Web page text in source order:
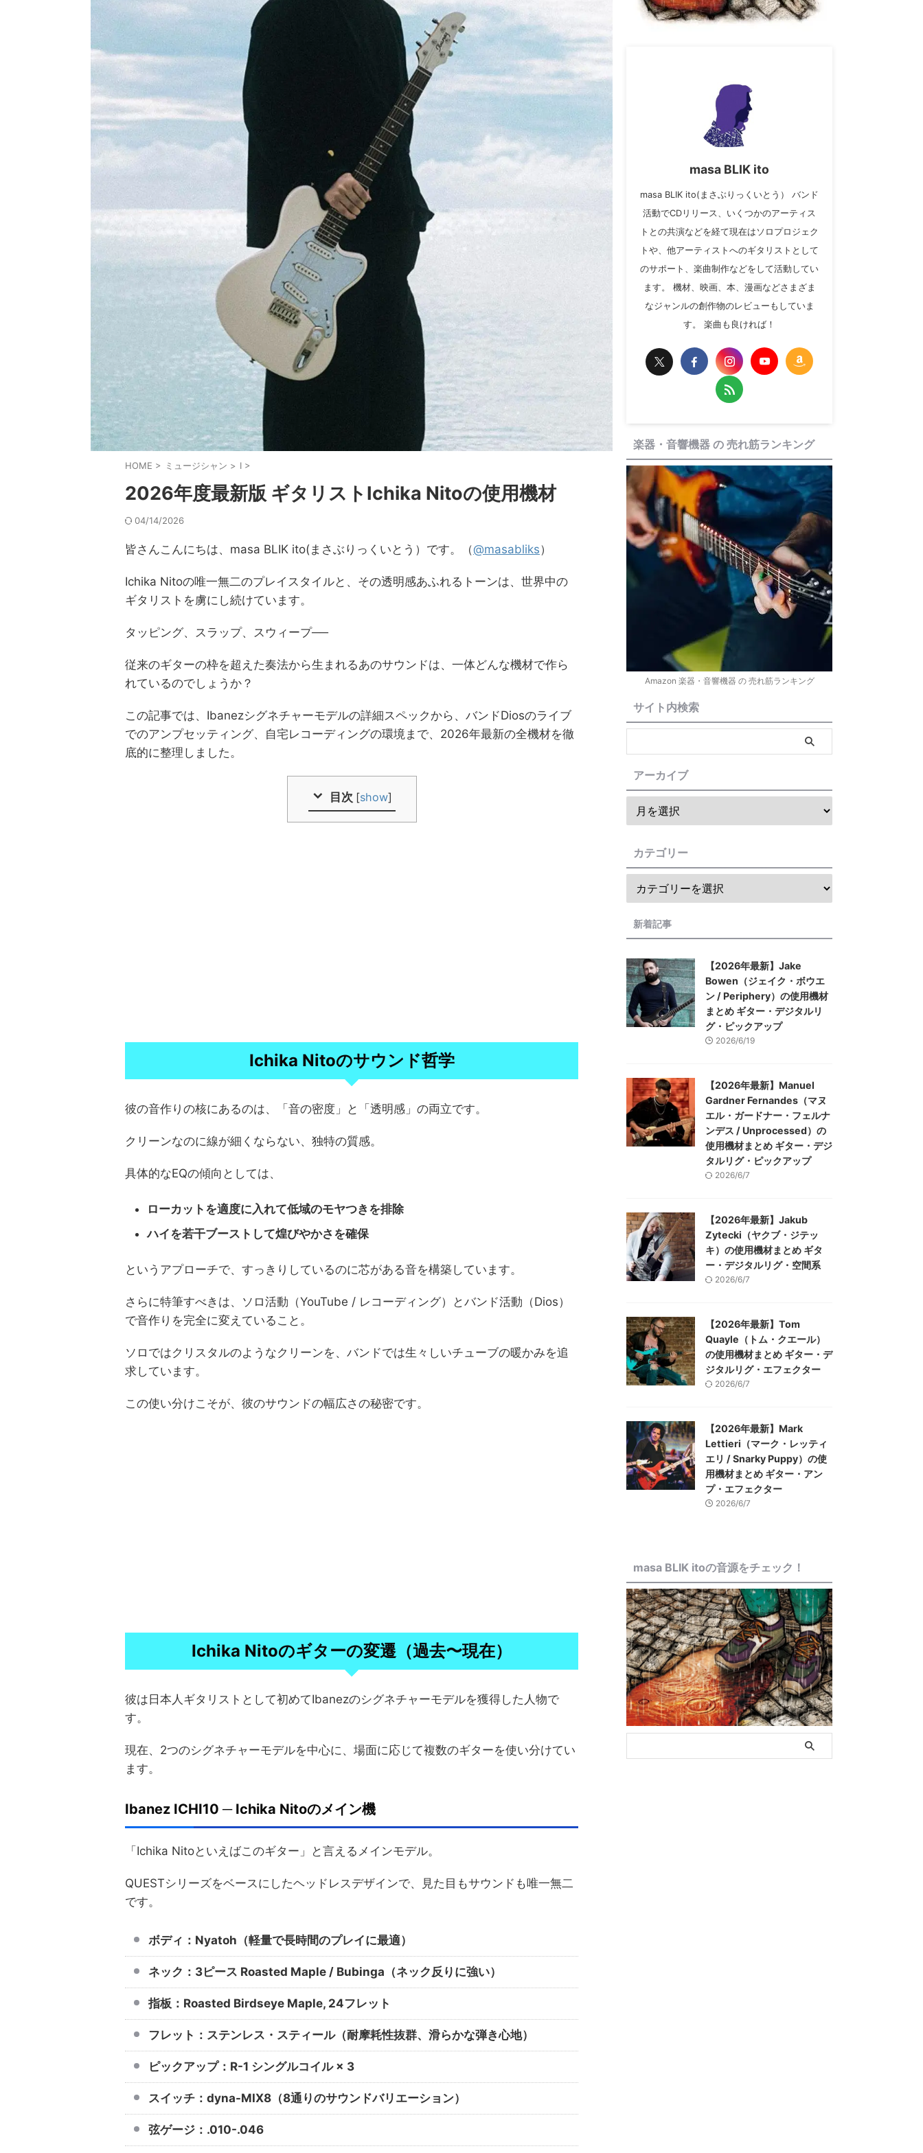
HOME > ミュージシャン > I >
2026年度最新版 ギタリストIchika Nitoの使用機材
04/14/2026
皆さんこんにちは、masa BLIK ito(まさぶりっくいとう）です。（@masabliks）
Ichika Nitoの唯一無二のプレイスタイルと、その透明感あふれるトーンは、世界中の
ギタリストを虜にし続けています。
タッピング、スラップ、スウィープ──
従来のギターの枠を超えた奏法から生まれるあのサウンドは、一体どんな機材で作ら
れているのでしょうか？
この記事では、Ibanezシグネチャーモデルの詳細スペックから、バンドDiosのライブ
でのアンプセッティング、自宅レコーディングの環境まで、2026年最新の全機材を徹
底的に整理しました。
目次 [show]
Ichika Nitoのサウンド哲学
彼の音作りの核にあるのは、「音の密度」と「透明感」の両立です。
クリーンなのに線が細くならない、独特の質感。
具体的なEQの傾向としては、
ローカットを適度に入れて低域のモヤつきを排除
ハイを若干ブーストして煌びやかさを確保
というアプローチで、すっきりしているのに芯がある音を構築しています。
さらに特筆すべきは、ソロ活動（YouTube / レコーディング）とバンド活動（Dios）
で音作りを完全に変えていること。
ソロではクリスタルのようなクリーンを、バンドでは生々しいチューブの暖かみを追
求しています。
この使い分けこそが、彼のサウンドの幅広さの秘密です。
Ichika Nitoのギターの変遷（過去〜現在）
彼は日本人ギタリストとして初めてIbanezのシグネチャーモデルを獲得した人物で
す。
現在、2つのシグネチャーモデルを中心に、場面に応じて複数のギターを使い分けてい
ます。
Ibanez ICHI10 ─ Ichika Nitoのメイン機
「Ichika Nitoといえばこのギター」と言えるメインモデル。
QUESTシリーズをベースにしたヘッドレスデザインで、見た目もサウンドも唯一無二
です。
ボディ：Nyatoh（軽量で長時間のプレイに最適）
ネック：3ピース Roasted Maple / Bubinga（ネック反りに強い）
指板：Roasted Birdseye Maple, 24フレット
フレット：ステンレス・スティール（耐摩耗性抜群、滑らかな弾き心地）
ピックアップ：R-1 シングルコイル × 3
スイッチ：dyna-MIX8（8通りのサウンドバリエーション）
弦ゲージ：.010-.046
masa BLIK ito
masa BLIK ito(まさぶりっくいとう） バンド
活動でCDリリース、いくつかのアーティス
トとの共演などを経て現在はソロプロジェク
トや、他アーティストへのギタリストとして
のサポート、楽曲制作などをして活動してい
ます。 機材、映画、本、漫画などさまざま
なジャンルの創作物のレビューもしていま
す。 楽曲も良ければ！
楽器・音響機器 の 売れ筋ランキング
Amazon 楽器・音響機器 の 売れ筋ランキング
サイト内検索
アーカイブ
カテゴリー
新着記事
【2026年最新】Jake
Bowen（ジェイク・ボウエ
ン / Periphery）の使用機材
まとめ ギター・デジタルリ
グ・ピックアップ
2026/6/19
【2026年最新】Manuel
Gardner Fernandes（マヌ
エル・ガードナー・フェルナ
ンデス / Unprocessed）の
使用機材まとめ ギター・デジ
タルリグ・ピックアップ
2026/6/7
【2026年最新】Jakub
Zytecki（ヤクブ・ジテッ
キ）の使用機材まとめ ギタ
ー・デジタルリグ・空間系
2026/6/7
【2026年最新】Tom
Quayle（トム・クエール）
の使用機材まとめ ギター・デ
ジタルリグ・エフェクター
2026/6/7
【2026年最新】Mark
Lettieri（マーク・レッティ
エリ / Snarky Puppy）の使
用機材まとめ ギター・アン
プ・エフェクター
2026/6/7
masa BLIK itoの音源をチェック！